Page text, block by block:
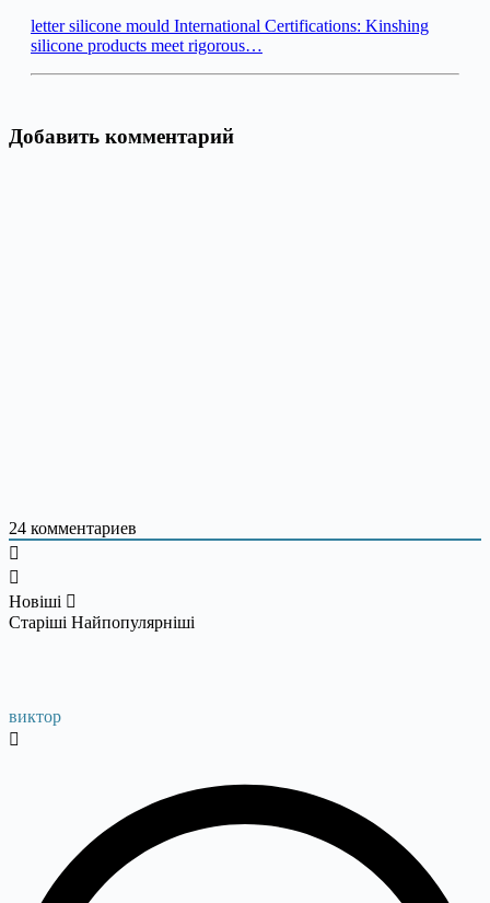
letter silicone mould International Certifications: Kinshing
silicone products meet rigorous…
Добавить комментарий
24 комментариев
Новіші
Старіші Найпопулярніші
виктор